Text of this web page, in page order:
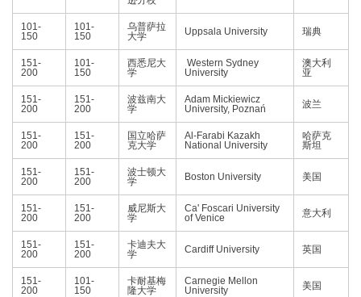
101-
150
101-
150
乌普萨拉
大学
Uppsala University 瑞典
151-
200
101-
150
西悉尼大
学
Western Sydney
University
澳大利
亚
151-
200
151-
200
波兹南大
学
Adam Mickiewicz
University, Poznań
波兰
151-
200
151-
200
国立哈萨
克大学
Al-Farabi Kazakh
National University
哈萨克
斯坦
151-
200
151-
200
波士顿大
学
Boston University 美国
151-
200
151-
200
威尼斯大
学
Ca' Foscari University
of Venice
意大利
151-
200
151-
200
卡迪夫大
学
Cardiff University 英国
151-
200
101-
150
卡耐基梅
隆大学
Carnegie Mellon
University
美国